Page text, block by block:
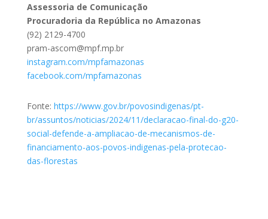
Assessoria de Comunicação
Procuradoria da República no Amazonas
(92) 2129-4700
pram-ascom@mpf.mp.br
instagram.com/mpfamazonas
facebook.com/mpfamazonas
Fonte: https://www.gov.br/povosindigenas/pt-
br/assuntos/noticias/2024/11/declaracao-final-do-g20-
social-defende-a-ampliacao-de-mecanismos-de-
financiamento-aos-povos-indigenas-pela-protecao-
das-florestas